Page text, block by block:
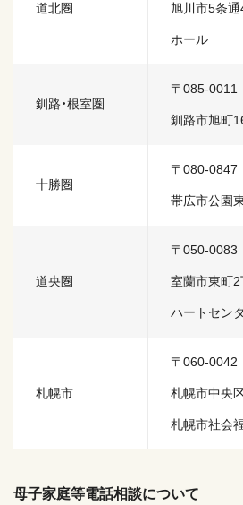
道北圏 旭川市5条
ホール
釧路・根室圏
〒085-0011
釧路市旭町
十勝圏
〒080-0847
帯広市公園
道央圏
〒050-0083
室蘭市東町
ハートセン
札幌市
〒060-0042
札幌市中央
札幌市社会
母子家庭等電話相談について